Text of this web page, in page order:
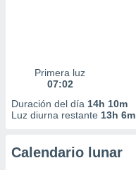
Primera luz
07:02
Duración del día 14h 10m
Luz diurna restante 13h 6m
Calendario lunar